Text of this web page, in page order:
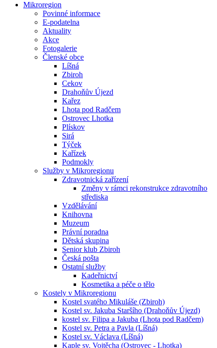
Mikroregion
Povinné informace
E-podatelna
Aktuality
Akce
Fotogalerie
Členské obce
Líšná
Zbiroh
Cekov
Drahoňův Újezd
Kařez
Lhota pod Radčem
Ostrovec Lhotka
Plískov
Sirá
Týček
Kařízek
Podmokly
Služby v Mikroregionu
Zdravotnická zařízení
Změny v rámci rekonstrukce zdravotního
střediska
Vzdělávání
Knihovna
Muzeum
Právní poradna
Dětská skupina
Senior klub Zbiroh
Česká pošta
Ostatní služby
Kadeřnictví
Kosmetika a péče o tělo
Kostely v Mikroregionu
Kostel svatého Mikuláše (Zbiroh)
Kostel sv. Jakuba Staršího (Drahoňův Újezd)
kostel sv. Filipa a Jakuba (Lhota pod Radčem)
Kostel sv. Petra a Pavla (Líšná)
Kostel sv. Václava (Líšná)
Kaple sv. Vojtěcha (Ostrovec - Lhotka)